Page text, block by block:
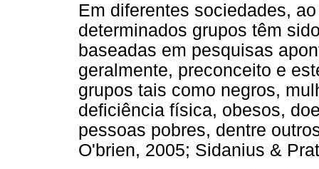
Em diferentes sociedades,
determinados grupos têm
baseadas em pesquisas
geralmente, preconceito e
grupos tais como negros,
deficiência física, obesos,
pessoas pobres, dentre
O'brien, 2005; Sidanius &